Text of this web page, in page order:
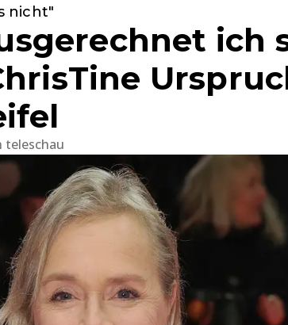
nicht"
ich
teleschau